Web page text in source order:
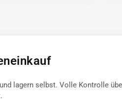
lagern selbst. Volle Kontrolle